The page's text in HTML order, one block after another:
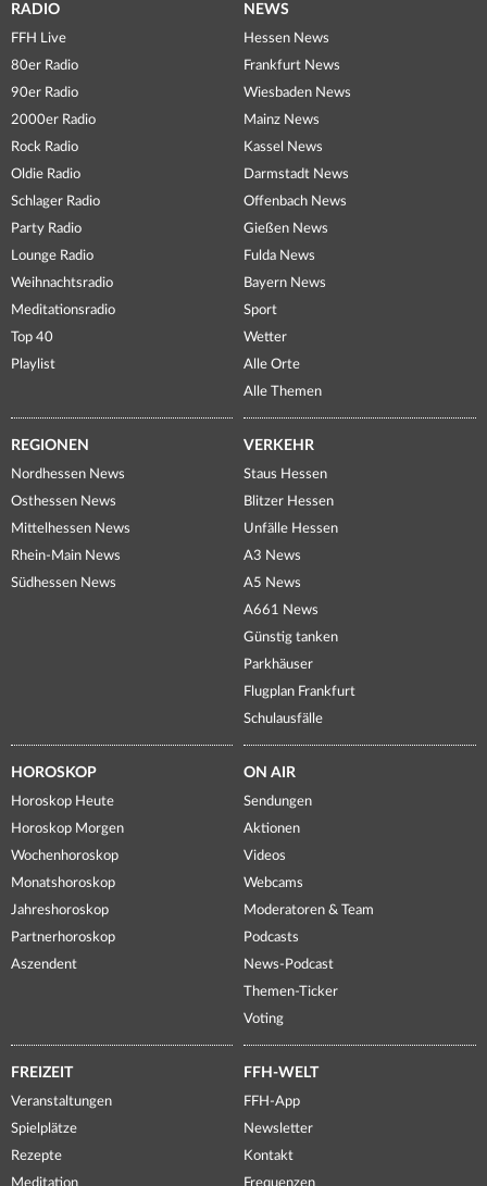
RADIO
FFH Live
80er Radio
90er Radio
2000er Radio
Rock Radio
Oldie Radio
Schlager Radio
Party Radio
Lounge Radio
Weihnachtsradio
Meditationsradio
Top 40
Playlist
NEWS
Hessen News
Frankfurt News
Wiesbaden News
Mainz News
Kassel News
Darmstadt News
Offenbach News
Gießen News
Fulda News
Bayern News
Sport
Wetter
Alle Orte
Alle Themen
REGIONEN
Nordhessen News
Osthessen News
Mittelhessen News
Rhein-Main News
Südhessen News
VERKEHR
Staus Hessen
Blitzer Hessen
Unfälle Hessen
A3 News
A5 News
A661 News
Günstig tanken
Parkhäuser
Flugplan Frankfurt
Schulausfälle
HOROSKOP
Horoskop Heute
Horoskop Morgen
Wochenhoroskop
Monatshoroskop
Jahreshoroskop
Partnerhoroskop
Aszendent
ON AIR
Sendungen
Aktionen
Videos
Webcams
Moderatoren & Team
Podcasts
News-Podcast
Themen-Ticker
Voting
FREIZEIT
Veranstaltungen
Spielplätze
Rezepte
Meditation
FFH-WELT
FFH-App
Newsletter
Kontakt
Frequenzen